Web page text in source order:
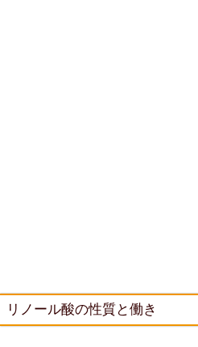
リノール酸の性質と働き